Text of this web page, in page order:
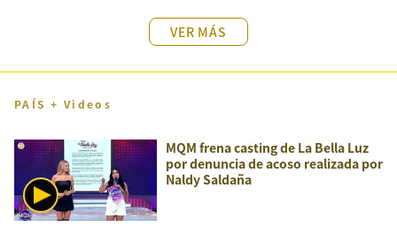
VER MÁS
PAÍS + Videos
MQM frena casting de La Bella Luz
por denuncia de acoso realizada por
Naldy Saldaña